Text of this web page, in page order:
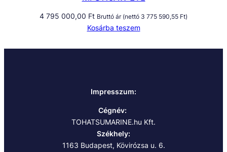
4 795 000,00 Ft Bruttó ár (nettó 3 775 590,55 Ft)
Kosárba teszem
Impresszum:
Cégnév:
TOHATSUMARINE.hu Kft.
Székhely:
1163 Budapest, Kövirózsa u. 6.